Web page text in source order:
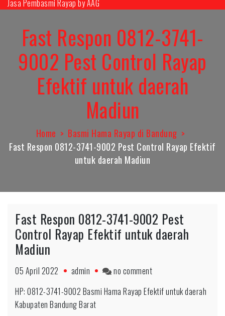
Skip
content
Jasa Pembasmi Rayap by AAG
Fast Respon 0812-3741-
9002 Pest Control Rayap
Efektif untuk daerah
Madiun
Home
Basmi Hama Rayap di Bandung
Fast Respon 0812-3741-9002 Pest Control Rayap Efektif
untuk daerah Madiun
Fast Respon 0812-3741-9002 Pest
Control Rayap Efektif untuk daerah
Madiun
05 April 2022 admin no commenton
Respon
HP: 0812-3741-9002 Basmi Hama Rayap Efektif untuk daerah
Kabupaten Bandung Barat